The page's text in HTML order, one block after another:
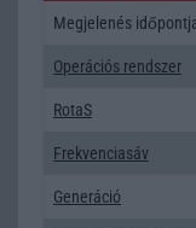
Megjelenés
Operációs rendszer
RotaS
Frekvenciasáv
Generáció